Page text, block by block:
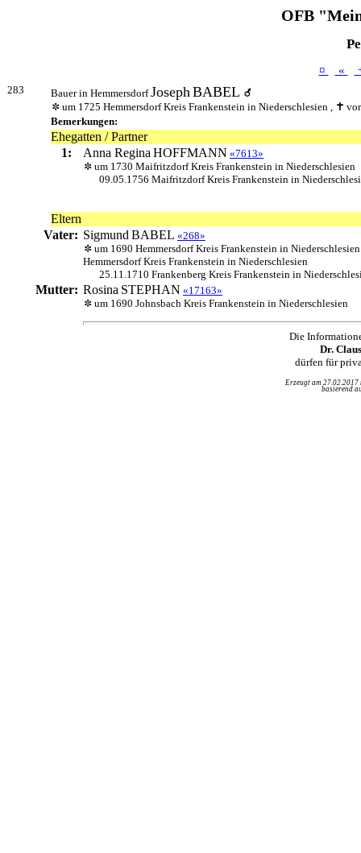
OFB
¤ «
283 Bauer in HemmersdorfJosephBABEL
um 1725 Hemmersdorf Kreis Frankenstein in Niederschlesien ,
Bemerkungen:
Ehegatten / Partner
1:
Anna Regina HOFFMANN «7613»
um 1730 Maifritzdorf Kreis Frankenstein in Niederschlesien
09.05.1756 Maifritzdorf Kreis Frankenstein in
Eltern
Vater: Sigmund BABEL «268»
um 1690 Hemmersdorf Kreis Frankenstein in
Hemmersdorf Kreis Frankenstein in Niederschlesien
25.11.1710 Frankenberg Kreis Frankenstein in
Mutter: Rosina STEPHAN «17163»
um 1690 Johnsbach Kreis Frankenstein in Niederschlesien
Die
Dr.
dürfen für
Erzeugt am
basierend